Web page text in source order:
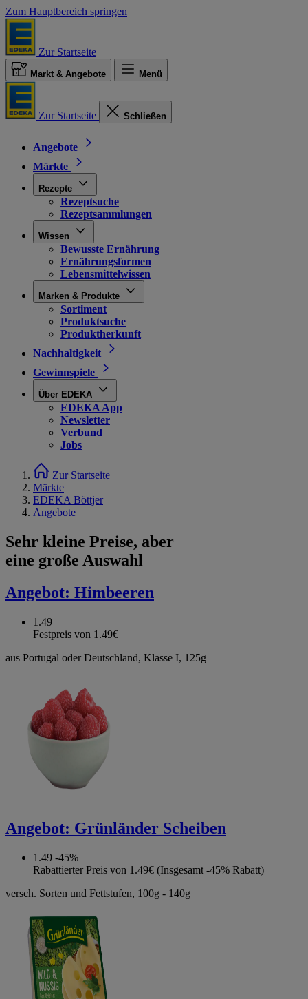
Zum Hauptbereich springen
Zur Startseite
Markt & Angebote Menü
Zur Startseite Schließen
Angebote
Märkte
Rezepte
Rezeptsuche
Rezeptsammlungen
Wissen
Bewusste Ernährung
Ernährungsformen
Lebensmittelwissen
Marken & Produkte
Sortiment
Produktsuche
Produktherkunft
Nachhaltigkeit
Gewinnspiele
Über EDEKA
EDEKA App
Newsletter
Verbund
Jobs
Zur Startseite
Märkte
EDEKA Böttjer
Angebote
Sehr kleine Preise, aber
eine große Auswahl
Angebot: Himbeeren
1.49
Festpreis von 1.49€
aus Portugal oder Deutschland, Klasse I, 125g
Angebot: Grünländer Scheiben
1.49 -45%
Rabattierter Preis von 1.49€ (Insgesamt -45% Rabatt)
versch. Sorten und Fettstufen, 100g - 140g